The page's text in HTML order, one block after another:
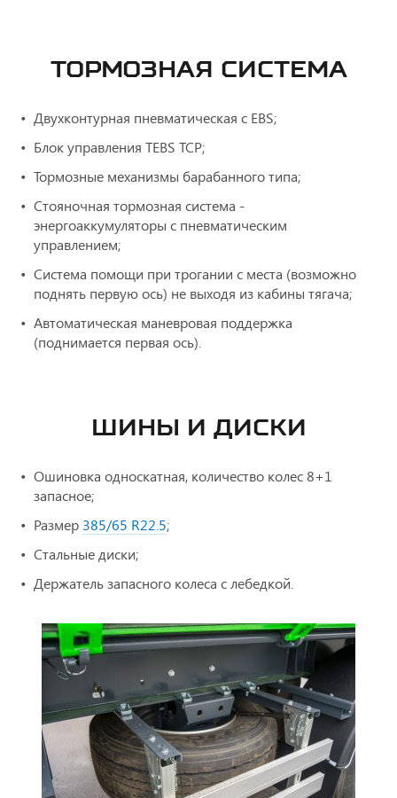
ТОРМОЗНАЯ СИСТЕМА
Двухконтурная пневматическая с ЕBS;
Блок управления TEBS ТСР;
Тормозные механизмы барабанного типа;
Стояночная тормозная система -
энергоаккумуляторы с пневматическим
управлением;
Система помощи при трогании с места (возможно
поднять первую ось) не выходя из кабины тягача;
Автоматическая маневровая поддержка
(поднимается первая ось).
ШИНЫ И ДИСКИ
Ошиновка односкатная, количество колес 8+1
запасное;
Размер 385/65 R22.5;
Стальные диски;
Держатель запасного колеса с лебедкой.